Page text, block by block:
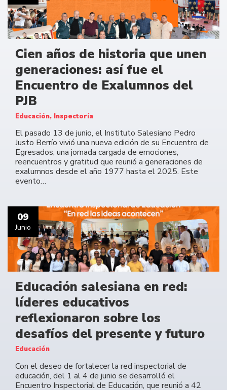
Cien años de historia que unen
generaciones: así fue el
Encuentro de Exalumnos del
PJB
Educación, Inspectoría
El pasado 13 de junio, el Instituto Salesiano Pedro
Justo Berrío vivió una nueva edición de su Encuentro de
Egresados, una jornada cargada de emociones,
reencuentros y gratitud que reunió a generaciones de
exalumnos desde el año 1977 hasta el 2025. Este
evento…
09
Junio
Educación salesiana en red:
líderes educativos
reflexionaron sobre los
desafíos del presente y futuro
Educación
Con el deseo de fortalecer la red inspectorial de
educación, del 1 al 4 de junio se desarrolló el
Encuentro Inspectorial de Educación, que reunió a 42